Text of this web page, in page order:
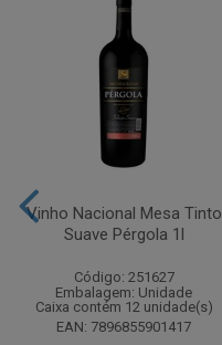
Vinho Nacional Mesa Tinto
Suave Pérgola 1l
Código: 251627
Embalagem: Unidade
Caixa contém 12 unidade(s)
EAN: 7896855901417